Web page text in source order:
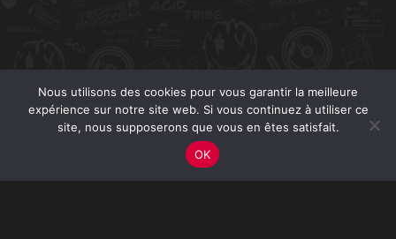
Nous utilisons des cookies pour vous garantir la meilleure
expérience sur notre site web. Si vous continuez à utiliser ce
site, nous supposerons que vous en êtes satisfait.
OK